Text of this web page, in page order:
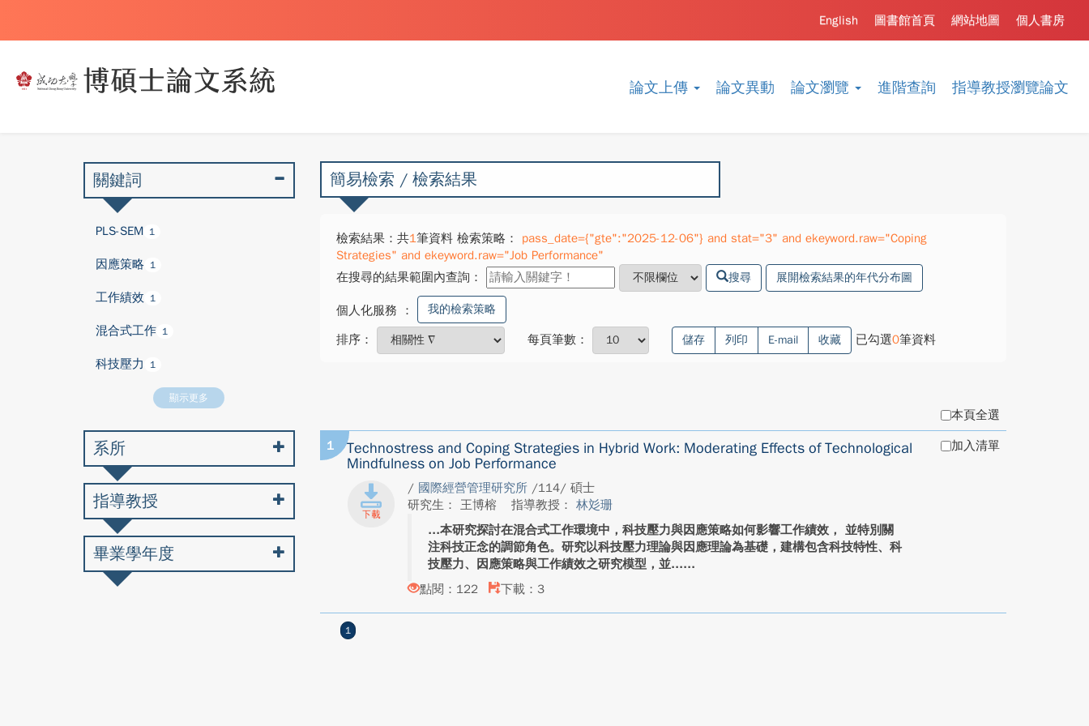
論文上傳 論文異動 論文瀏覽 進階查詢 指導教授瀏覽論文
個人書房
網站地圖
圖書館首頁
English
簡易檢索 / 檢索結果
檢索結果：共1筆資料 檢索策略：
pass_date={"gte":"2025-12-06"} and stat="3" and ekeyword.raw="Coping
Strategies" and ekeyword.raw="Job Performance"
在搜尋的結果範圍內查詢：
搜尋 展開檢索結果的年代分布圖
個人化服務 ： 我的檢索策略
排序： 每頁筆數： 儲存 列印 E-mail 收藏 已勾選0筆資料
本頁全選
1
Technostress and Coping Strategies in Hybrid Work: Moderating Effects of Technological
Mindfulness on Job Performance
/ 國際經營管理研究所 /114/ 碩士
研究生： 王博榕
指導教授： 林彣珊
本研究探討在混合式工作環境中，科技壓力與因應策略如何影響工作績效， 並特別關
注科技正念的調節角色。研究以科技壓力理論與因應理論為基礎，建構包含科技特性、科
技壓力、因應策略與工作績效之研究模型，並...
點閱：122
下載：3
加入清單
1
關鍵詞
PLS-SEM 1
因應策略 1
工作績效 1
混合式工作 1
科技壓力 1
顯示更多
系所
指導教授
畢業學年度